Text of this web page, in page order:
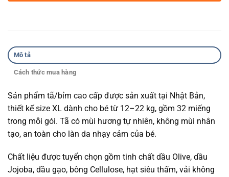
Mô tả
Cách thức mua hàng
Sản phẩm tã/bỉm cao cấp được sản xuất tại Nhật Bản,
thiết kế size XL dành cho bé từ 12–22 kg, gồm 32 miếng
trong mỗi gói. Tã có mùi hương tự nhiên, không mùi nhân
tạo, an toàn cho làn da nhạy cảm của bé.
Chất liệu được tuyển chọn gồm tinh chất dầu Olive, dầu
Jojoba, dầu gạo, bông Cellulose, hạt siêu thấm, vải không